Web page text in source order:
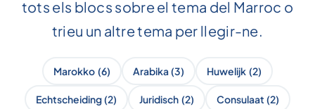
tots els blocs sobre el tema del Marroc o
trieu un altre tema per llegir-ne.
Marokko (6) Arabika(3) Huwelijk (2)
Echtscheiding(2) Juridisch (2) Consulaat (2)